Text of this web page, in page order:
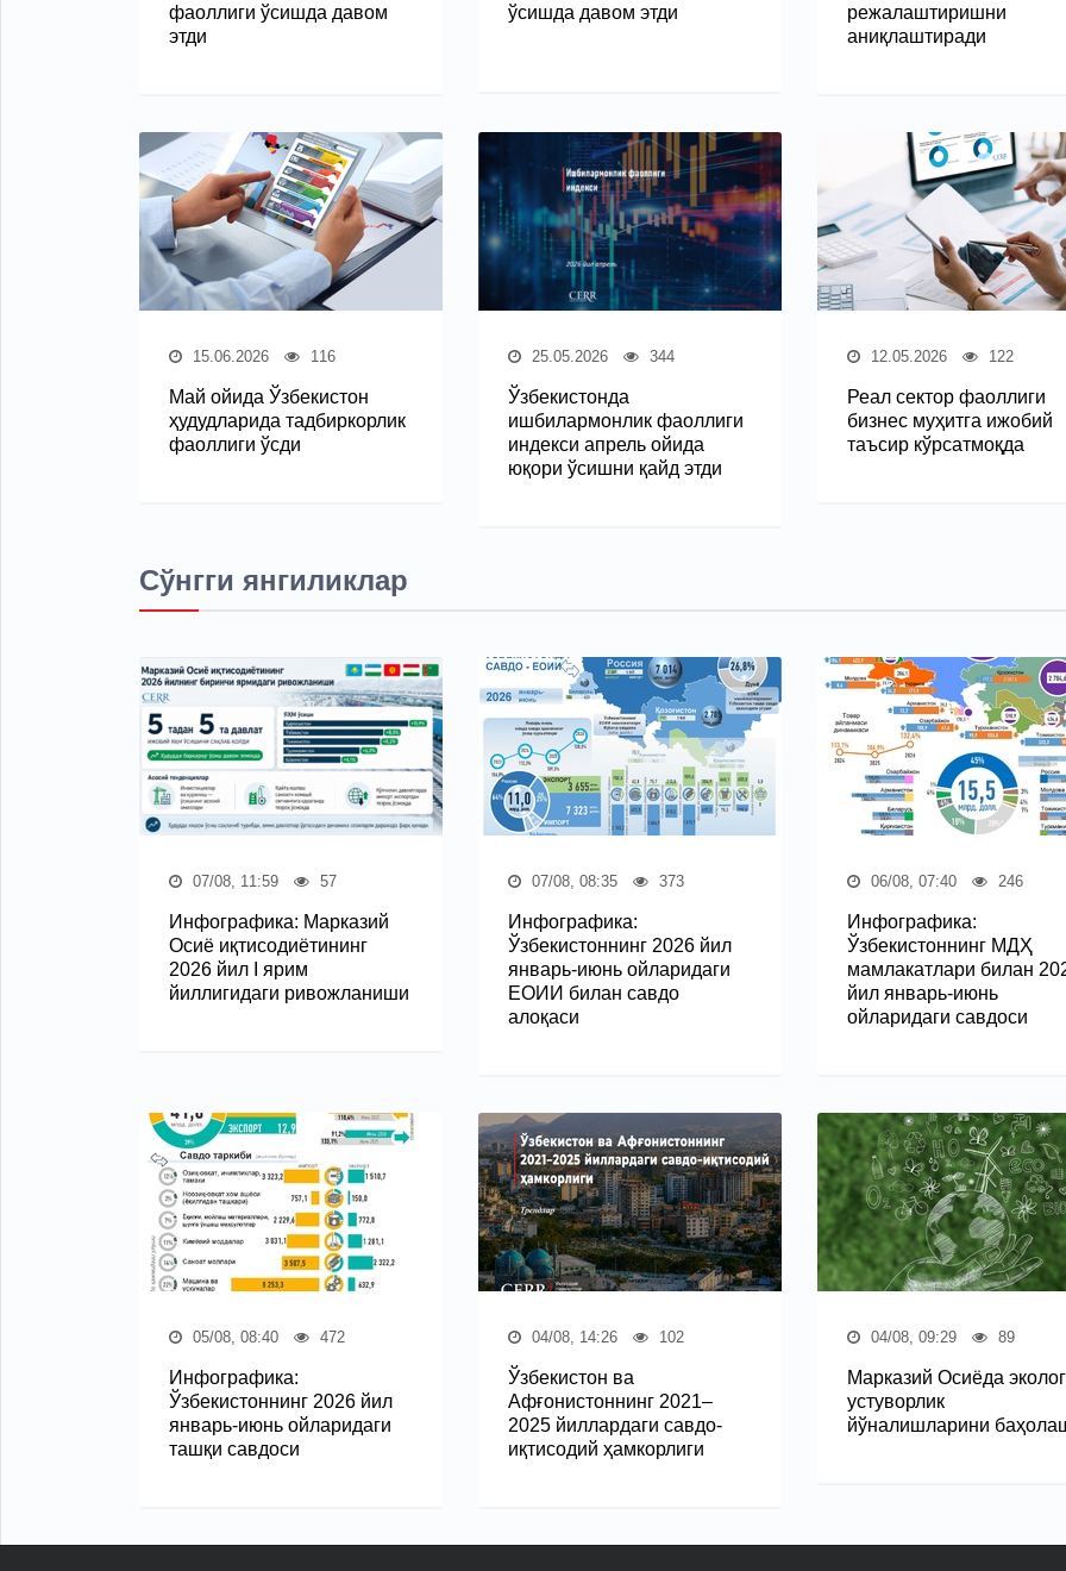
фаоллиги ўсишда давом
этди
ўсишда давом этди
режалаштиришни
аниқлаштиради
15.06.2026 116
Май ойида Ўзбекистон
ҳудудларида тадбиркорлик
фаоллиги ўсди
25.05.2026 344
Ўзбекистонда
ишбилармонлик фаоллиги
индекси апрель ойида
юқори ўсишни қайд этди
12.05.2026 122
Реал сектор фаоллиги
бизнес муҳитга ижобий
таъсир кўрсатмоқда
Сўнгги янгиликлар
07/08, 11:59 57
Инфографика: Марказий
Осиё иқтисодиётининг
2026 йил I ярим
йиллигидаги ривожланиши
07/08, 08:35 373
Инфографика:
Ўзбекистоннинг 2026 йил
январь-июнь ойларидаги
ЕОИИ билан савдо
алоқаси
06/08, 07:40 246
Инфографика:
Ўзбекистоннинг МДҲ
мамлакатлари билан
йил январь-июнь
ойларидаги савдоси
05/08, 08:40 472
Инфографика:
Ўзбекистоннинг 2026 йил
январь-июнь ойларидаги
ташқи савдоси
04/08, 14:26 102
Ўзбекистон ва
Афғонистоннинг 2021–
2025 йиллардаги савдо-
иқтисодий ҳамкорлиги
04/08, 09:29 89
Марказий Осиёда
устуворлик
йўналишларини